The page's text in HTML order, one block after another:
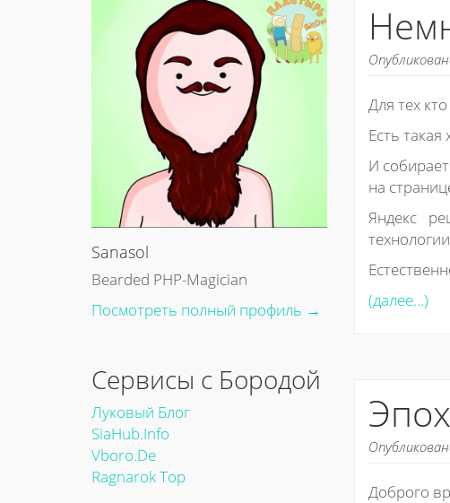
Для тех
Есть такая
И
на
Яндекс
(далее…)
Доброго
Sanasol
Bearded PHP-Magician
Посмотреть полный профиль →
Сервисы с Бородой
Луковый Блог
SiaHub.info
Vboro.de
Ragnarok Top